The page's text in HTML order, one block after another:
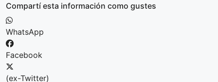
Compartí esta información como gustes
WhatsApp
Facebook
(ex-Twitter)